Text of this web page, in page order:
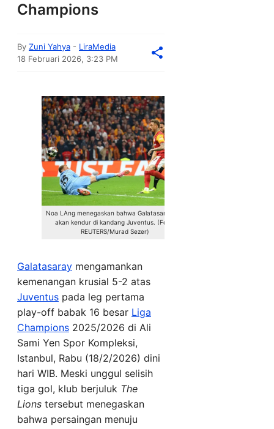
Champions
By Zuni Yahya - LiraMedia
18 Februari 2026, 3:23 PM
Noa LAng menegaskan bahwa Galatasaray tak
akan kendur di kandang Juventus. (Foto:
REUTERS/Murad Sezer)
Galatasaray mengamankan
kemenangan krusial 5-2 atas
Juventus pada leg pertama
play-off babak 16 besar Liga
Champions 2025/2026 di Ali
Sami Yen Spor Kompleksi,
Istanbul, Rabu (18/2/2026) dini
hari WIB. Meski unggul selisih
tiga gol, klub berjuluk The
Lions tersebut menegaskan
bahwa persaingan menuju